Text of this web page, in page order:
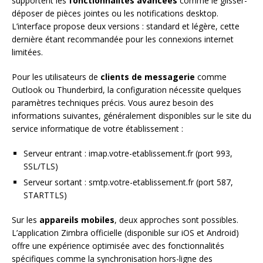
déposer de pièces jointes ou les notifications desktop.
L’interface propose deux versions : standard et légère, cette
dernière étant recommandée pour les connexions internet
limitées.
Pour les utilisateurs de clients de messagerie comme
Outlook ou Thunderbird, la configuration nécessite quelques
paramètres techniques précis. Vous aurez besoin des
informations suivantes, généralement disponibles sur le site du
service informatique de votre établissement :
Serveur entrant : imap.votre-etablissement.fr (port 993,
SSL/TLS)
Serveur sortant : smtp.votre-etablissement.fr (port 587,
STARTTLS)
Sur les appareils mobiles, deux approches sont possibles.
L’application Zimbra officielle (disponible sur iOS et Android)
offre une expérience optimisée avec des fonctionnalités
spécifiques comme la synchronisation hors-ligne des